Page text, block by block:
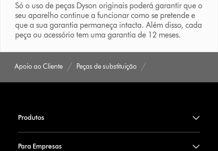
Só o uso de peças Dyson originais poderá garantir que o
seu aparelho continue a funcionar como se pretende e
que a sua garantia permaneça intacta. Além disso, cada
peça ou acessório tem uma garantia de 12 meses.
Apoio ao Cliente Peças de substituição
Produtos
Para Empresas